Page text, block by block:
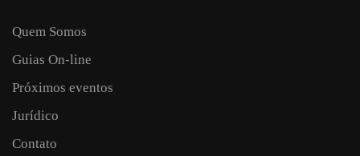
Quem Somos
Guias On-line
Próximos eventos
Jurídico
Contato